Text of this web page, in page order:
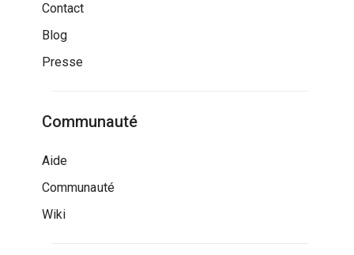
Contact
Blog
Presse
Communauté
Aide
Communauté
Wiki